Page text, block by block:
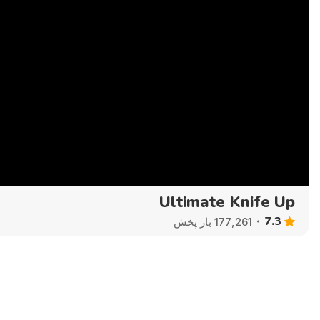
Ultimate Knife Up
7.3 177,261 بار پخش